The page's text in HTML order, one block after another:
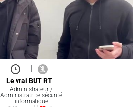
Le vrai BUT RT
Administrateur /
Administratrice sécurité
informatique